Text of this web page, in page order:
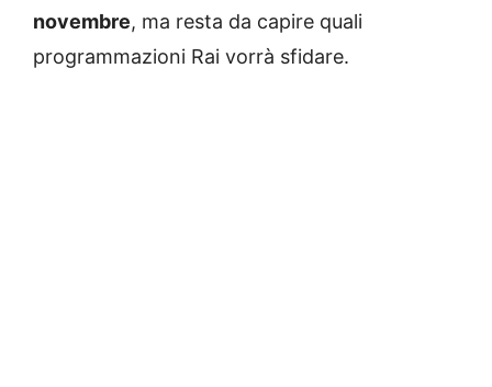
novembre, ma resta da capire quali
programmazioni Rai vorrà sfidare.